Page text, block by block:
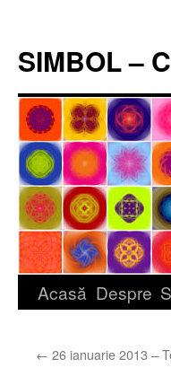
conținut
SIMBOL –
Acasă Despre
← 26 ianuarie 2013 –